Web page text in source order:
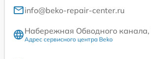
info@beko-repair-center.ru
Набережная Обводного
Адрес сервисного центра Beko